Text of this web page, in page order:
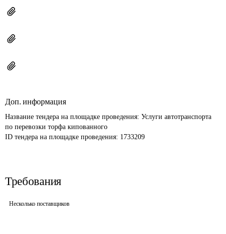
Доп. информация
Название тендера на площадке проведения: Услуги автотранспорта
по перевозки торфа кипованного
ID тендера на площадке проведения: 1733209
Требования
Несколько поставщиков